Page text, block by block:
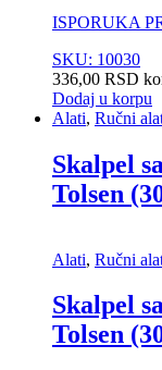
ISPORUKA
SKU: 10030
336,00 RSD
Dodaj u korpu
Alati, Ručni
Skalpel
Tolsen
Alati, Ručni
Skalpel
Tolsen